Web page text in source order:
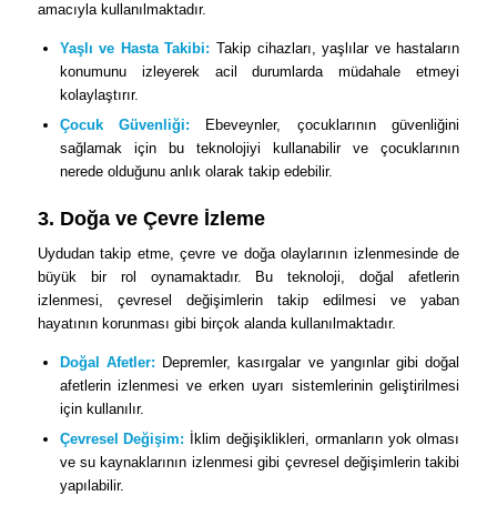
amacıyla kullanılmaktadır.
Yaşlı ve Hasta Takibi: Takip cihazları, yaşlılar ve hastaların
konumunu izleyerek acil durumlarda müdahale etmeyi
kolaylaştırır.
Çocuk Güvenliği: Ebeveynler, çocuklarının güvenliğini
sağlamak için bu teknolojiyi kullanabilir ve çocuklarının
nerede olduğunu anlık olarak takip edebilir.
3. Doğa ve Çevre İzleme
Uydudan takip etme, çevre ve doğa olaylarının izlenmesinde de
büyük bir rol oynamaktadır. Bu teknoloji, doğal afetlerin
izlenmesi, çevresel değişimlerin takip edilmesi ve yaban
hayatının korunması gibi birçok alanda kullanılmaktadır.
Doğal Afetler: Depremler, kasırgalar ve yangınlar gibi doğal
afetlerin izlenmesi ve erken uyarı sistemlerinin geliştirilmesi
için kullanılır.
Çevresel Değişim: İklim değişiklikleri, ormanların yok olması
ve su kaynaklarının izlenmesi gibi çevresel değişimlerin takibi
yapılabilir.